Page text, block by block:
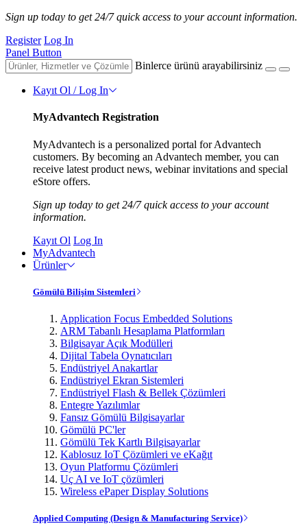
Sign up today to get 24/7 quick access to your account information.
Register Log In
Panel Button
Binlerce ürünü arayabilirsiniz
Kayıt Ol / Log In
MyAdvantech Registration
MyAdvantech is a personalized portal for Advantech
customers. By becoming an Advantech member, you can
receive latest product news, webinar invitations and special
eStore offers.
Sign up today to get 24/7 quick access to your account
information.
Kayıt Ol Log In
MyAdvantech
Ürünler
Gömülü Bilişim Sistemleri
Application Focus Embedded Solutions
ARM Tabanlı Hesaplama Platformları
Bilgisayar Açık Modülleri
Dijital Tabela Oynatıcıları
Endüstriyel Anakartlar
Endüstriyel Ekran Sistemleri
Endüstriyel Flash & Bellek Çözümleri
Entegre Yazılımlar
Fansız Gömülü Bilgisayarlar
Gömülü PC'ler
Gömülü Tek Kartlı Bilgisayarlar
Kablosuz IoT Çözümleri ve eKağıt
Oyun Platformu Çözümleri
Uç AI ve IoT çözümleri
Wireless ePaper Display Solutions
Applied Computing (Design & Manufacturing Service)